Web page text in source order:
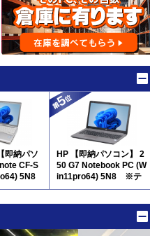
即納パソ
CF-S
5N8
HP 【即納パソコン】 2
50 G7 Notebook PC (W
in11pro64) 5N8 ※テ
ンキー付